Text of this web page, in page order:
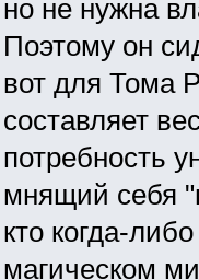
но не нужна
Поэтому он
вот для Тома
составляет
потребность
мнящий себя
кто когда-
магическом